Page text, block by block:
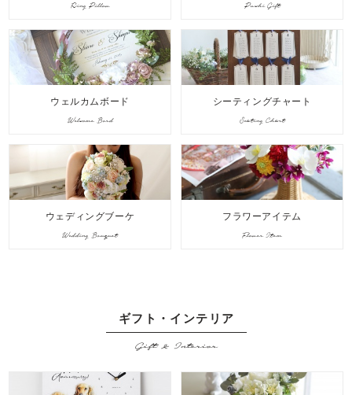
Ring Pillow Puchi Gift
ウェルカムボード
Welcome Bord
シーティングチャート
Seating Chart
ウェディングブーケ
Wedding Bouquet
フラワーアイテム
Flower Item
ギフト・インテリア
Gift & Interior